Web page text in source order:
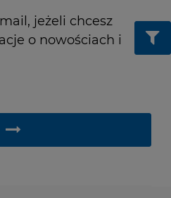
jeżeli chcesz
o nowościach i